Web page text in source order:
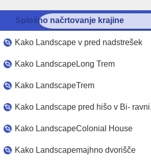
Splošno načrtovanje krajine
Kako Landscape v pred nadstrešek
Kako LandscapeLong Trem
Kako LandscapeTrem
Kako Landscape pred hišo v Bi- ravni,
Kako LandscapeColonial House
Kako Landscapemajhno dvorišče